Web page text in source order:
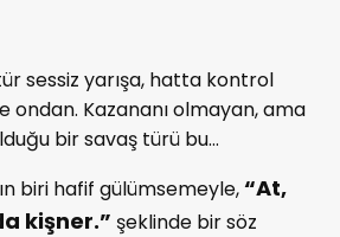
sessiz yarışa, hatta kontrol
ondan. Kazananı olmayan, ama
bir savaş türü bu…
biri hafif gülümsemeyle,“At,
kişner.” şeklinde bir söz